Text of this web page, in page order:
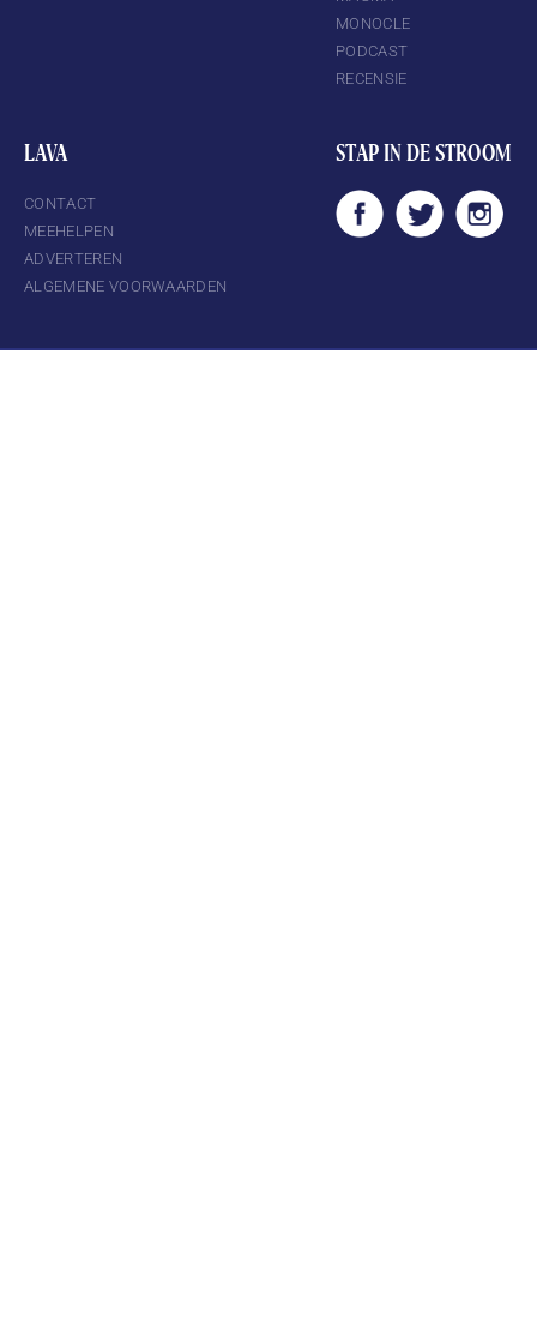
MONOCLE
PODCAST
RECENSIE
LAVA
CONTACT
MEEHELPEN
ADVERTEREN
ALGEMENE VOORWAARDEN
STAP IN DE STROOM